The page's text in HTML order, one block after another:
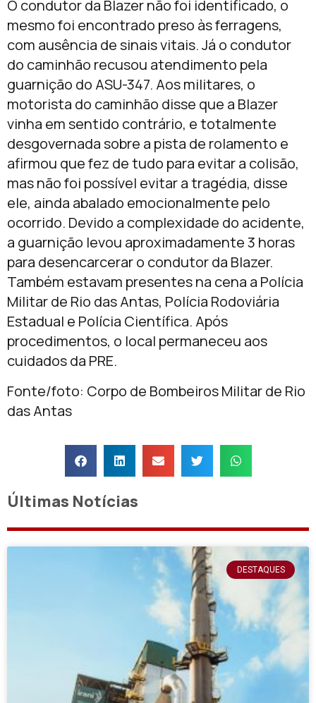
O condutor da Blazer não foi identificado, o
mesmo foi encontrado preso às ferragens,
com ausência de sinais vitais. Já o condutor
do caminhão recusou atendimento pela
guarnição do ASU-347. Aos militares, o
motorista do caminhão disse que a Blazer
vinha em sentido contrário, e totalmente
desgovernada sobre a pista de rolamento e
afirmou que fez de tudo para evitar a colisão,
mas não foi possível evitar a tragédia, disse
ele, ainda abalado emocionalmente pelo
ocorrido. Devido a complexidade do acidente,
a guarnição levou aproximadamente 3 horas
para desencarcerar o condutor da Blazer.
Também estavam presentes na cena a Polícia
Militar de Rio das Antas, Polícia Rodoviária
Estadual e Polícia Científica. Após
procedimentos, o local permaneceu aos
cuidados da PRE.
Fonte/foto: Corpo de Bombeiros Militar de Rio
das Antas
Últimas Notícias
DESTAQUES